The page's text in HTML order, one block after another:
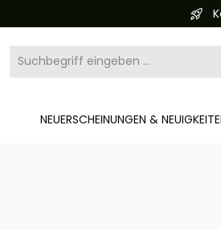
NEUERSCHEINUNGEN &